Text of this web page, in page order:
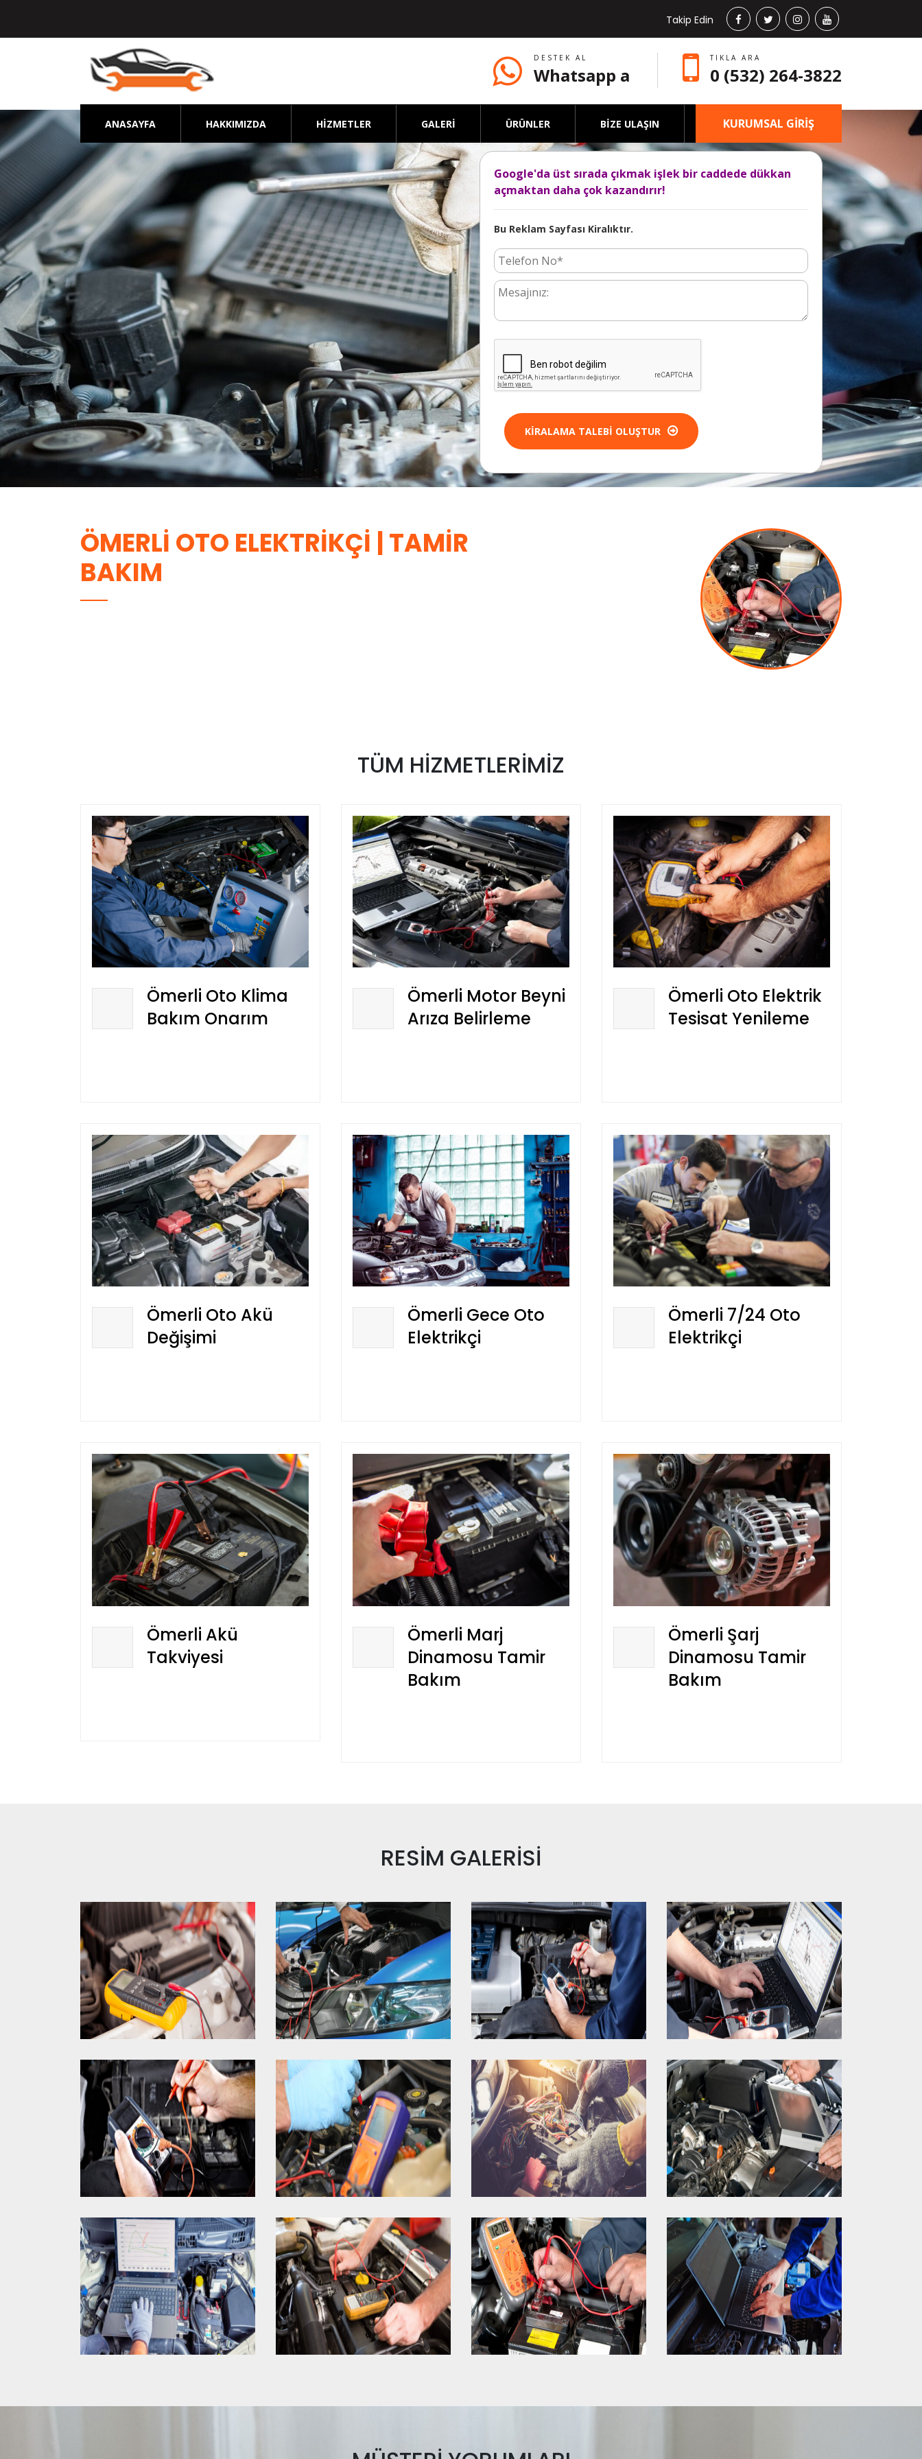
Takip Edin
DESTEK AL
Whatsapp a
TIKLA ARA
0 (532) 264-3822
ANASAYFA HAKKIMIZDA HİZMETLER GALERİ ÜRÜNLER BİZE ULAŞIN KURUMSAL GİRİŞ
Google'da üst sırada çıkmak işlek bir caddede dükkan
açmaktan daha çok kazandırır!
Bu Reklam Sayfası Kiralıktır.
KIRALAMA TALEBI OLUŞTUR
ÖMERLI OTO ELEKTRIKÇI | TAMIR
BAKIM
TÜM HİZMETLERİMİZ
Ömerli Oto Klima
Bakım Onarım
Ömerli Motor Beyni
Arıza Belirleme
Ömerli Oto Elektrik
Tesisat Yenileme
Ömerli Oto Akü
Değişimi
Ömerli Gece Oto
Elektrikçi
Ömerli 7/24 Oto
Elektrikçi
Ömerli Akü
Takviyesi
Ömerli Marj
Dinamosu Tamir
Bakım
Ömerli Şarj
Dinamosu Tamir
Bakım
RESİM GALERİSİ